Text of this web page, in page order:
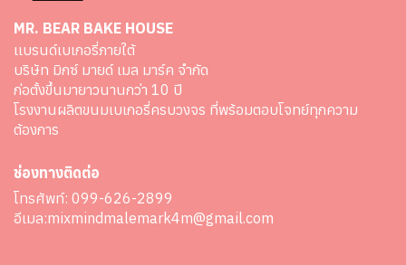
MR. BEAR BAKE HOUSE
เเบรนด์เบเกอรี่ภายใต้
บริษัท มิกซ์ มายด์ เมล มาร์ค จำกัด
ก่อตั้งขึ้นมายาวนานกว่า 10 ปี
โรงงานผลิตขนมเบเกอรี่ครบวงจร ที่พร้อมตอบโจทย์ทุกความ
ต้องการ
ช่องทางติดต่อ
โทรศัพท์: 099-626-2899
อีเมล:mixmindmalemark4m@gmail.com